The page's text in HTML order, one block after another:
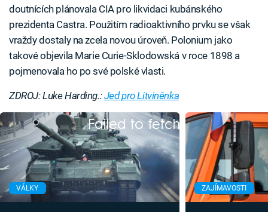
doutnících plánovala CIA pro likvidaci kubánského
prezidenta Castra. Použitím radioaktivního prvku se však
vraždy dostaly na zcela novou úroveň. Polonium jako
takové objevila Marie Curie-Sklodowská v roce 1898 a
pojmenovala ho po své polské vlasti.
ZDROJ: Luke Harding.:Jed pro Litviněnka
Failed to fetch
VÁLKY ZAJÍMAVOSTI